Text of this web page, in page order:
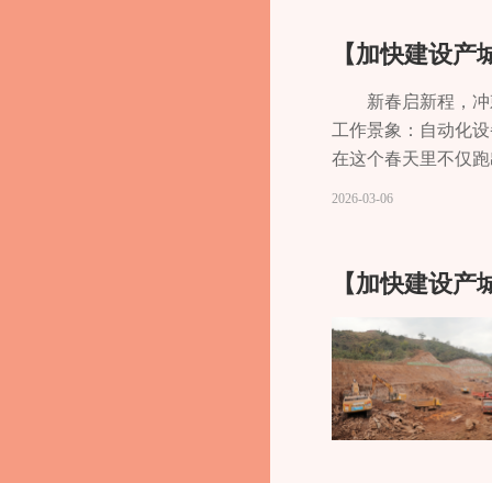
9万方，剩余2.2万
生态和美化环境、
能显著提升流域水
有效减少水土流失
新春启新程，
工作景象：自动化
在这个春天里不仅
主，封装形式涵盖
借成熟的封装技术
家用电器、医疗电
充足，排产已至5月
升。“全年产销突破
步。”谢燕君表示，
记者 李辉
2026-03-06